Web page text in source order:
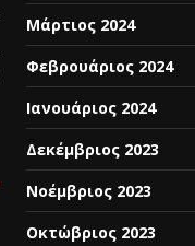
Μάρτιος 2024
Φεβρουάριος 2024
Ιανουάριος 2024
Δεκέμβριος 2023
Νοέμβριος 2023
Οκτώβριος 2023